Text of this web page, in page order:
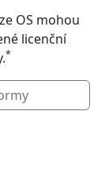
OS mohou
licenční
*